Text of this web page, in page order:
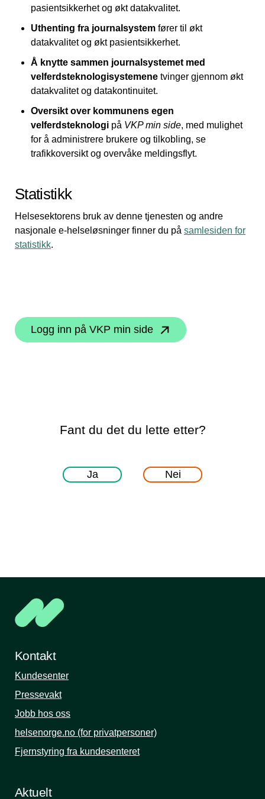
pasientsikkerhet og økt datakvalitet.
Uthenting fra journalsystem fører til økt
datakvalitet og økt pasientsikkerhet.
Å knytte sammen journalsystemet med
velferdsteknologisystemene tvinger gjennom økt
datakvalitet og datakontinuitet.
Oversikt over kommunens egen
velferdsteknologi på VKP min side, med mulighet
for å administrere brukere og tilkobling, se
trafikkoversikt og overvåke meldingsflyt.
Statistikk
Helsesektorens bruk av denne tjenesten og andre
nasjonale e-helseløsninger finner du på samlesiden for
statistikk.
Logg inn på VKP min side
Fant du det du lette etter?
Ja Nei
Kontakt
Kundesenter
Pressevakt
Jobb hos oss
helsenorge.no (for privatpersoner)
Fjernstyring fra kundesenteret
Aktuelt